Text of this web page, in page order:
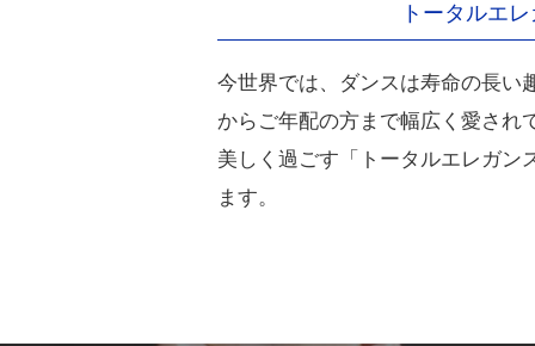
トータルエ
今世界では、ダンスは寿命の長い
からご年配の方まで幅広く愛され
美しく過ごす「トータルエレガン
ます。